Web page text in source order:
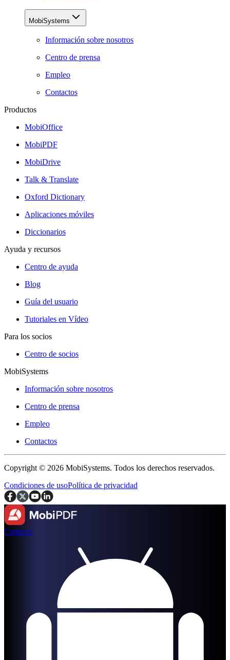
MobiSystems
Información sobre nosotros
Centro de prensa
Empleo
Contactos
Productos
MobiOffice
MobiPDF
MobiDrive
Talk & Translate
Oxford Dictionary
Aplicaciones móviles
Diccionarios
Ayuda y recursos
Centro de ayuda
Blog
Guía del usuario
Tutoriales en Vídeo
Para los socios
Centro de socios
MobiSystems
Información sobre nosotros
Centro de prensa
Empleo
Contactos
Copyright © 2026 MobiSystems. Todos los derechos reservados.
Condiciones de usoPolítica de privacidad
Comprar